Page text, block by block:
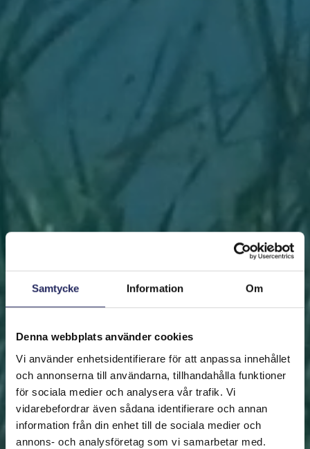
Samtycke Information Om
Denna webbplats använder cookies
Vi använder enhetsidentifierare för att anpassa innehållet
och annonserna till användarna, tillhandahålla funktioner
för sociala medier och analysera vår trafik. Vi
vidarebefordrar även sådana identifierare och annan
information från din enhet till de sociala medier och
annons- och analysföretag som vi samarbetar med.
FRAMSIDAN HJÄLP ÖSTERSJÖN RÄDDA EN BIT